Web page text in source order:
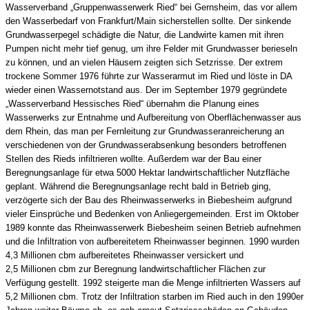
Wasserverband „Gruppenwasserwerk Ried“ bei Gernsheim, das vor allem
den Wasserbedarf von Frankfurt/Main sicherstellen sollte. Der sinkende
Grundwasserpegel schädigte die Natur, die Landwirte kamen mit ihren
Pumpen nicht mehr tief genug, um ihre Felder mit Grundwasser berieseln
zu können, und an vielen Häusern zeigten sich Setzrisse. Der extrem
trockene Sommer 1976 führte zur Wasserarmut im Ried und löste in DA
wieder einen Wassernotstand aus. Der im September 1979 gegründete
„Wasserverband Hessisches Ried“ übernahm die Planung eines
Wasserwerks zur Entnahme und Aufbereitung von Oberflächenwasser aus
dem Rhein, das man per Fernleitung zur Grundwasseranreicherung an
verschiedenen von der Grundwasserabsenkung besonders betroffenen
Stellen des Rieds infiltrieren wollte. Außerdem war der Bau einer
Beregnungsanlage für etwa 5000 Hektar landwirtschaftlicher Nutzfläche
geplant. Während die Beregnungsanlage recht bald in Betrieb ging,
verzögerte sich der Bau des Rheinwasserwerks in Biebesheim aufgrund
vieler Einsprüche und Bedenken von Anliegergemeinden. Erst im Oktober
1989 konnte das Rheinwasserwerk Biebesheim seinen Betrieb aufnehmen
und die Infiltration von aufbereitetem Rheinwasser beginnen. 1990 wurden
4,3 Millionen cbm aufbereitetes Rheinwasser versickert und
2,5 Millionen cbm zur Beregnung landwirtschaftlicher Flächen zur
Verfügung gestellt. 1992 steigerte man die Menge infiltrierten Wassers auf
5,2 Millionen cbm. Trotz der Infiltration starben im Ried auch in den 1990er